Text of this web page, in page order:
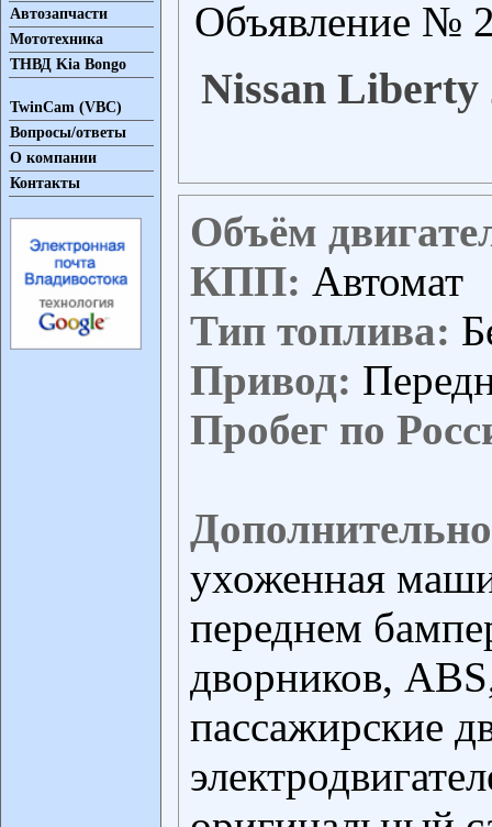
Автозапчасти
Мототехника
ТНВД Kia Bongo
TwinCam (VBC)
Вопросы/ответы
О компании
Контакты
Объявление №
Nissan Liberty
Объём
КПП: Автомат
Тип топлива:
Привод:
Пробег по
ухоженная
переднем
дворников,
пассажирские